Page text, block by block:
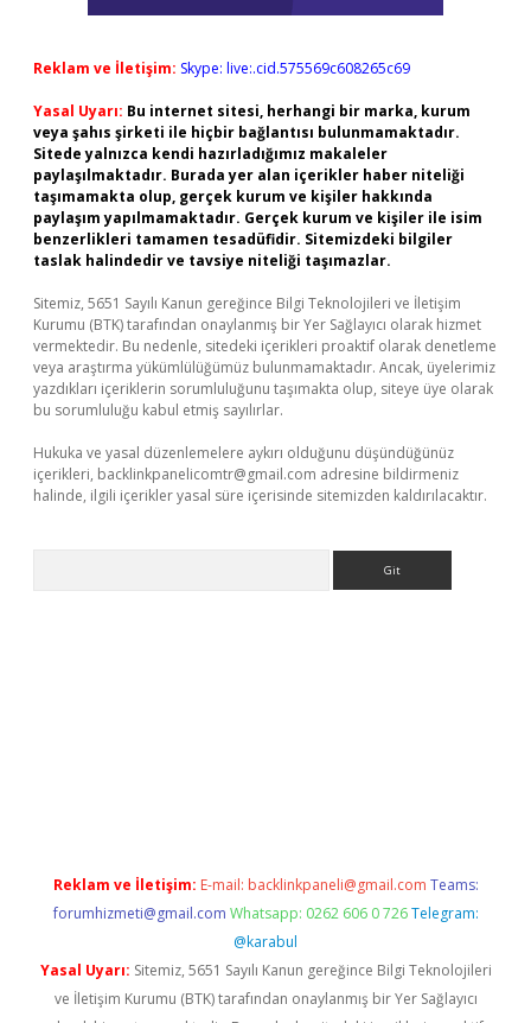
Reklam ve İletişim: Skype: live:.cid.575569c608265c69
Yasal Uyarı: Bu internet sitesi, herhangi bir marka, kurum
veya şahıs şirketi ile hiçbir bağlantısı bulunmamaktadır.
Sitede yalnızca kendi hazırladığımız makaleler
paylaşılmaktadır. Burada yer alan içerikler haber niteliği
taşımamakta olup, gerçek kurum ve kişiler hakkında
paylaşım yapılmamaktadır. Gerçek kurum ve kişiler ile isim
benzerlikleri tamamen tesadüfidir. Sitemizdeki bilgiler
taslak halindedir ve tavsiye niteliği taşımazlar.
Sitemiz, 5651 Sayılı Kanun gereğince Bilgi Teknolojileri ve İletişim
Kurumu (BTK) tarafından onaylanmış bir Yer Sağlayıcı olarak hizmet
vermektedir. Bu nedenle, sitedeki içerikleri proaktif olarak denetleme
veya araştırma yükümlülüğümüz bulunmamaktadır. Ancak, üyelerimiz
yazdıkları içeriklerin sorumluluğunu taşımakta olup, siteye üye olarak
bu sorumluluğu kabul etmiş sayılırlar.
Hukuka ve yasal düzenlemelere aykırı olduğunu düşündüğünüz
içerikleri, backlinkpanelicomtr@gmail.com adresine bildirmeniz
halinde, ilgili içerikler yasal süre içerisinde sitemizden kaldırılacaktır.
Reklam ve İletişim: E-mail: backlinkpaneli@gmail.com Teams:
forumhizmeti@gmail.com Whatsapp: 0262 606 0 726 Telegram:
@karabul
Yasal Uyarı: Sitemiz, 5651 Sayılı Kanun gereğince Bilgi Teknolojileri
ve İletişim Kurumu (BTK) tarafından onaylanmış bir Yer Sağlayıcı